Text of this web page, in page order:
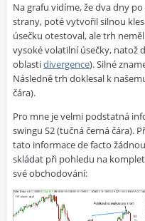
Na grafu vidíme, že dva dny
strany, poté vytvořil silnou
úsečku otestoval, ale trh
vysoké volatilní úsečky, natož
oblastidivergence). Silné
Následně trh doklesal k
čára).
Pro mne je velmi podstatná
swingu S2 (tučná černá čára).
tato informace de facto
skládat při pohledu na
své obchodování: